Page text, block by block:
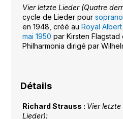
Vier letzte Lieder (Quatre
cycle de Lieder pour soprano
en 1948, créé au Royal Albert
mai 1950 par Kirsten Flagstad
Philharmonia dirigé par
Détails
Richard Strauss : Vier letzte
Lieder):